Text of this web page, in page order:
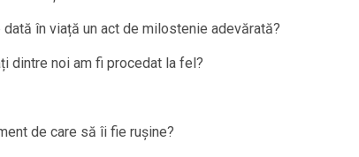
în viață un act de milostenie adevărată?
dintre noi am fi procedat la fel?
de care să îi fie rușine?